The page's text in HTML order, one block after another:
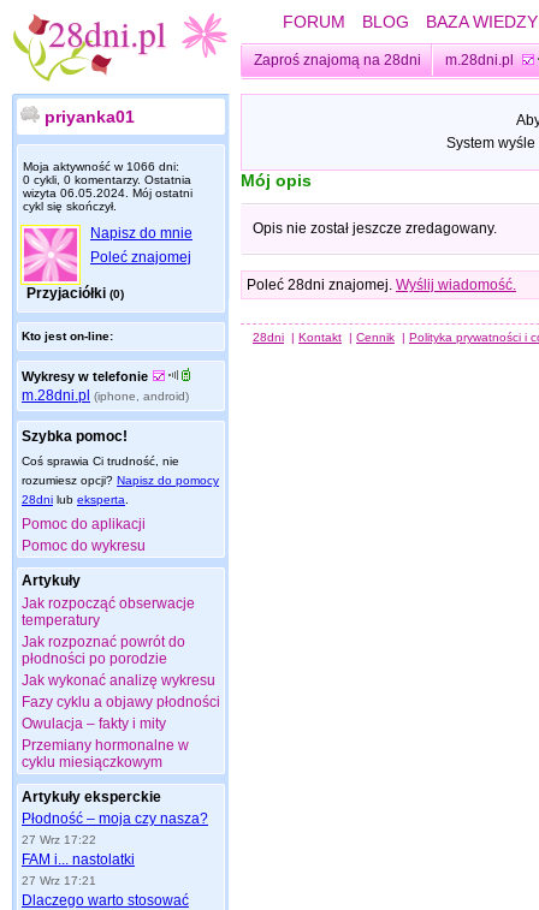
FORUM BLOG BAZA WIEDZY
Zaproś znajomą na 28dni m.28dni.pl
priyanka01
Moja aktywność w 1066 dni:
0 cykli, 0 komentarzy. Ostatnia
wizyta 06.05.2024 . Mój ostatni
cykl się skończył.
Napisz do mnie
Poleć znajomej
Przyjaciółki (0)
Kto jest on-line:
Wykresy w telefonie
m.28dni.pl (iphone, android)
Szybka pomoc!
Coś sprawia Ci trudność, nie
rozumiesz opcji? Napisz do pomocy
28dni lub eksperta
Pomoc do aplikacji
Pomoc do wykresu
Artykuły
Jak rozpocząć obserwacje
temperatury
Jak rozpoznać powrót do
płodności po porodzie
Jak wykonać analizę wykresu
Fazy cyklu a objawy płodności
Owulacja – fakty i mity
Przemiany hormonalne w
cyklu miesiączkowym
Artykuły eksperckie
Płodność – moja czy nasza?
27 Wrz 17:22
FAM i... nastolatki
27 Wrz 17:21
Dlaczego warto stosować
System
Mój opis
Opis nie został jeszcze zredagowany.
Poleć 28dni znajomej. Wyślij wiadomość.
28dni | Kontakt | Cennik | Polityka prywatności i